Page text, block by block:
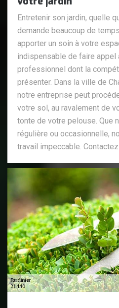
Entretenir son jardin, quelle
demande beaucoup de
apporter un soin à votre
indispensable de faire appel
professionnel dont la
présenter. Dans la ville de
notre entreprise peut
votre sol, au ravalement de
tonte de votre pelouse. Que
régulière ou occasionnelle,
travail impeccable.